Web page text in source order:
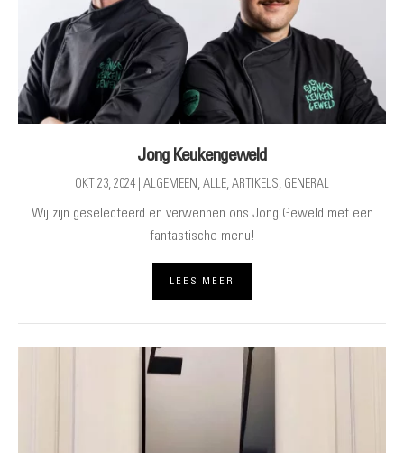
Jong Keukengeweld
OKT 23, 2024 ALGEMEEN, ALLE, ARTIKELS, GENERAL
Wij zijn geselecteerd en verwennen ons Jong Geweld met een
fantastische menu!
LEES MEER